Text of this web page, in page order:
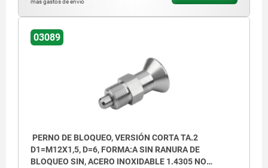
más gastos de envío
03089
PERNO DE BLOQUEO, VERSIÓN CORTA TA.2
D1=M12X1,5, D=6, FORMA:A SIN RANURA DE
BLOQUEO SIN, ACERO INOXIDABLE 1.4305 NO